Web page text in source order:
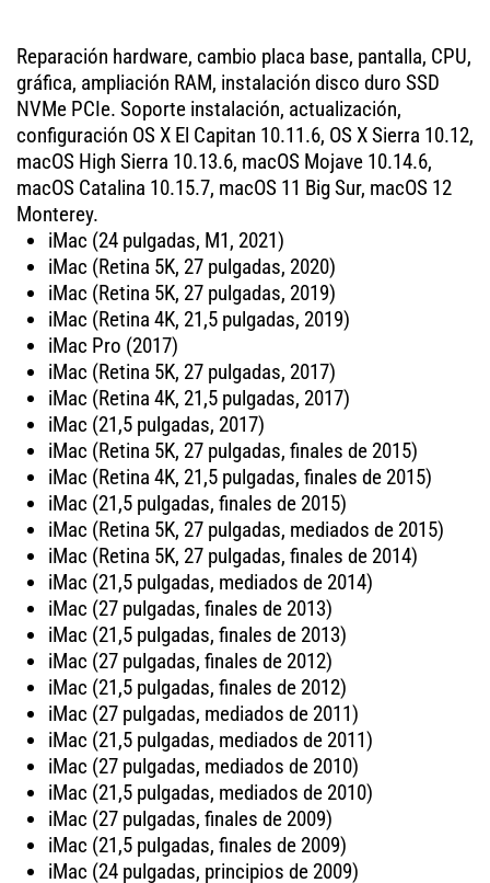
Reparación hardware, cambio placa base, pantalla, CPU,
gráfica, ampliación RAM, instalación disco duro SSD
NVMe PCIe. Soporte instalación, actualización,
configuración OS X El Capitan 10.11.6, OS X Sierra 10.12,
macOS High Sierra 10.13.6, macOS Mojave 10.14.6,
macOS Catalina 10.15.7, macOS 11 Big Sur, macOS 12
Monterey.
iMac (24 pulgadas, M1, 2021)
iMac (Retina 5K, 27 pulgadas, 2020)
iMac (Retina 5K, 27 pulgadas, 2019)
iMac (Retina 4K, 21,5 pulgadas, 2019)
iMac Pro (2017)
iMac (Retina 5K, 27 pulgadas, 2017)
iMac (Retina 4K, 21,5 pulgadas, 2017)
iMac (21,5 pulgadas, 2017)
iMac (Retina 5K, 27 pulgadas, finales de 2015)
iMac (Retina 4K, 21,5 pulgadas, finales de 2015)
iMac (21,5 pulgadas, finales de 2015)
iMac (Retina 5K, 27 pulgadas, mediados de 2015)
iMac (Retina 5K, 27 pulgadas, finales de 2014)
iMac (21,5 pulgadas, mediados de 2014)
iMac (27 pulgadas, finales de 2013)
iMac (21,5 pulgadas, finales de 2013)
iMac (27 pulgadas, finales de 2012)
iMac (21,5 pulgadas, finales de 2012)
iMac (27 pulgadas, mediados de 2011)
iMac (21,5 pulgadas, mediados de 2011)
iMac (27 pulgadas, mediados de 2010)
iMac (21,5 pulgadas, mediados de 2010)
iMac (27 pulgadas, finales de 2009)
iMac (21,5 pulgadas, finales de 2009)
iMac (24 pulgadas, principios de 2009)